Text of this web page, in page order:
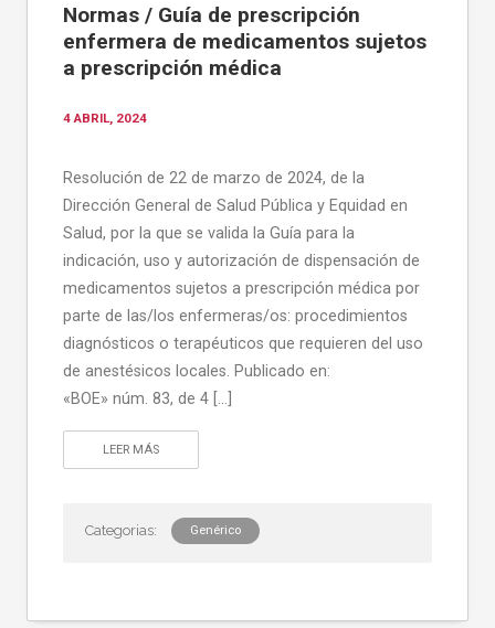
Normas / Guía de prescripción
enfermera de medicamentos sujetos
a prescripción médica
4 ABRIL, 2024
Resolución de 22 de marzo de 2024, de la
Dirección General de Salud Pública y Equidad en
Salud, por la que se valida la Guía para la
indicación, uso y autorización de dispensación de
medicamentos sujetos a prescripción médica por
parte de las/los enfermeras/os: procedimientos
diagnósticos o terapéuticos que requieren del uso
de anestésicos locales. Publicado en:
«BOE» núm. 83, de 4 […]
LEER MÁS
Genérico